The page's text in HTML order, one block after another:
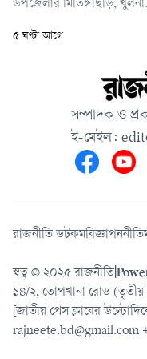
উপজেলার মিতিঙ্গাছড়ি, খুলনা
পানখালী এবং দিনাজপুরের
৫ ঘণ্টা আগে
সম্পাদক ও
ই-মেইল:
রাজনীতি ডটকমবিজ্ঞাপন
স্বত্ব © ২০২৫ রাজনীতি
১৪/২, তোপখানা রোড (তৃতীয়
[জাতীয় প্রেস ক্লাবের
rajneete.bd@gmail.com